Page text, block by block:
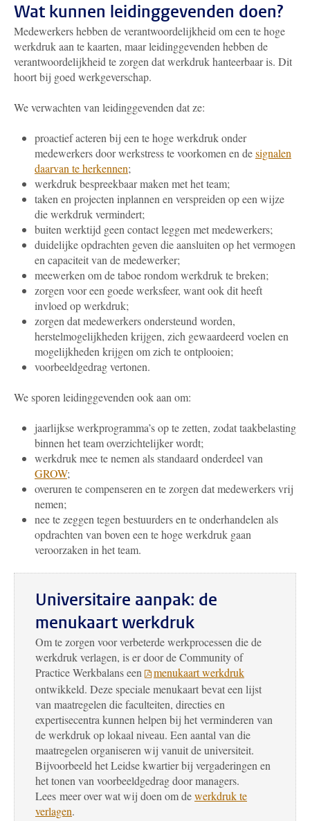
Wat kunnen leidinggevenden doen?
Medewerkers hebben de verantwoordelijkheid om een te hoge
werkdruk aan te kaarten, maar leidinggevenden hebben de
verantwoordelijkheid te zorgen dat werkdruk hanteerbaar is. Dit
hoort bij goed werkgeverschap.
We verwachten van leidinggevenden dat ze:
proactief acteren bij een te hoge werkdruk onder
medewerkers door werkstress te voorkomen en designalen
daarvan te herkennen;
werkdruk bespreekbaar maken met het team;
taken en projecten inplannen en verspreiden op een wijze
die werkdruk vermindert;
buiten werktijd geen contact leggen met medewerkers;
duidelijke opdrachten geven die aansluiten op het vermogen
en capaciteit van de medewerker;
meewerken om de taboe rondom werkdruk te breken;
zorgen voor een goede werksfeer, want ook dit heeft
invloed op werkdruk;
zorgen dat medewerkers ondersteund worden,
herstelmogelijkheden krijgen, zich gewaardeerd voelen en
mogelijkheden krijgen om zich te ontplooien;
voorbeeldgedrag vertonen.
We sporen leidinggevenden ook aan om:
jaarlijkse werkprogramma’s op te zetten, zodat taakbelasting
binnen het team overzichtelijker wordt;
werkdruk mee te nemen als standaard onderdeel van
GROW;
overuren te compenseren en te zorgen dat medewerkers vrij
nemen;
nee te zeggen tegen bestuurders en te onderhandelen als
opdrachten van boven een te hoge werkdruk gaan
veroorzaken in het team.
Universitaire aanpak: de
menukaart werkdruk
Om te zorgen voor verbeterde werkprocessen die de
werkdruk verlagen, is er door de Community of
Practice Werkbalans een
menukaart werkdruk
ontwikkeld. Deze speciale menukaart bevat een lijst
van maatregelen die faculteiten, directies en
expertisecentra kunnen helpen bij het verminderen van
de werkdruk op lokaal niveau. Een aantal van die
maatregelen organiseren wij vanuit de universiteit.
Bijvoorbeeld het Leidse kwartier bij vergaderingen en
het tonen van voorbeeldgedrag door managers.
Lees meer over wat wij doen om dewerkdruk te
verlagen.